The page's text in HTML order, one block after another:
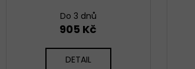
Do 3 dnů
905 Kč
DETAIL